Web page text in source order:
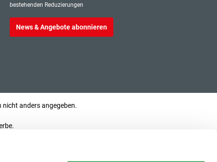
bestehenden Reduzierungen
News & Angebote abonnieren
anders angegeben.